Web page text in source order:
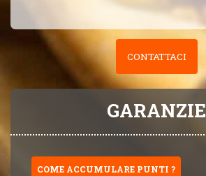
CONTATTACI
GARANZIE
COME ACCUMULARE PUNTI ?